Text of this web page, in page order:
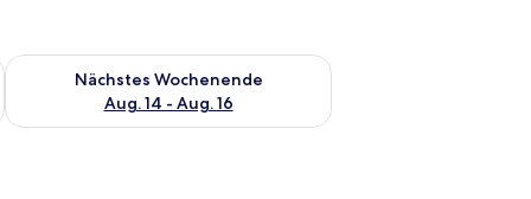
Aug. 7 - Aug. 9.
Nächstes Wochenende
Aug. 14 - Aug. 16
Überprüfe die Verfügbarkeit für nächstes Wochenende, Aug.